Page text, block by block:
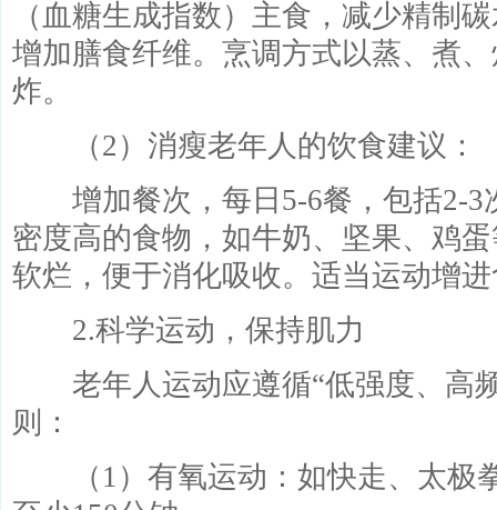
（血糖生成指数）主食，减少精制
增加膳食纤维。烹调方式以蒸、煮
炸。
（2）消瘦老年人的饮食建议：
增加餐次，每日5-6餐，包括2-3
密度高的食物，如牛奶、坚果、鸡
软烂，便于消化吸收。适当运动增
2.科学运动，保持肌力
老年人运动应遵循“低强度、高
则：
（1）有氧运动：如快走、太极